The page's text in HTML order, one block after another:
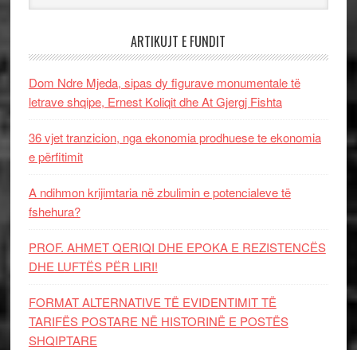
ARTIKUJT E FUNDIT
Dom Ndre Mjeda, sipas dy figurave monumentale të
letrave shqipe, Ernest Koliqit dhe At Gjergj Fishta
36 vjet tranzicion, nga ekonomia prodhuese te ekonomia
e përfitimit
A ndihmon krijimtaria në zbulimin e potencialeve të
fshehura?
PROF. AHMET QERIQI DHE EPOKA E REZISTENCЁS
DHE LUFTЁS PЁR LIRI!
FORMAT ALTERNATIVE TË EVIDENTIMIT TË
TARIFËS POSTARE NË HISTORINË E POSTËS
SHQIPTARE